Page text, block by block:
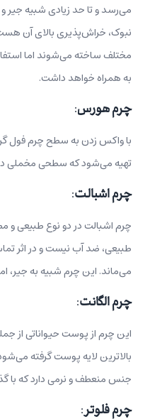
می‌رسد و تا حد زیادی شبیه
نبوک، خراش‌پذیری بالای آن
مختلف ساخته می‌شوند اما
به همراه خواهد داشت.
چرم هورس:
با واکس زدن به سطح چرم فول
تهیه می‌شود که سطحی مخملی
چرم اشبالت:
چرم اشبالت در دو نوع طبیعی
طبیعی، ضد آب نیست و در اثر
می‌ماند. این چرم شبیه به جیر،
چرم الگانت:
این چرم از پوست حیواناتی از
بالاترین لایه پوست گرفته
جنس منعطف و نرمی دارد که با
چرم فلوتر: